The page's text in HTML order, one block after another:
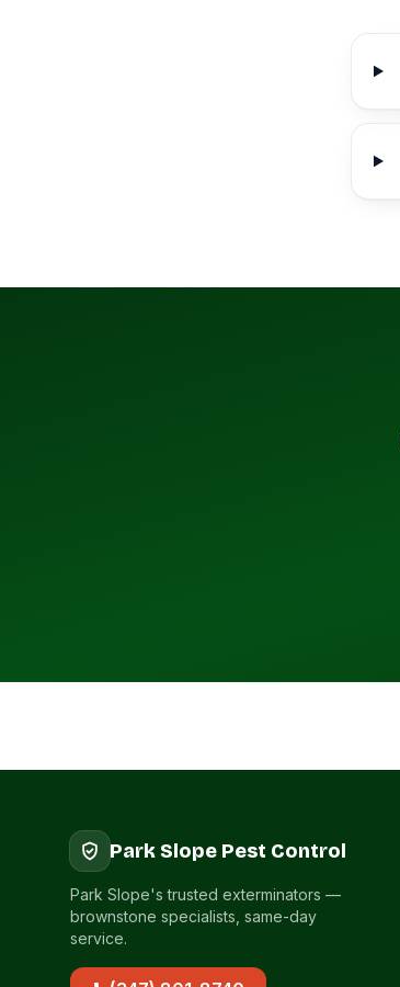
Park Slope Pest Control
Park Slope's trusted exterminators —
brownstone specialists, same-day
service.